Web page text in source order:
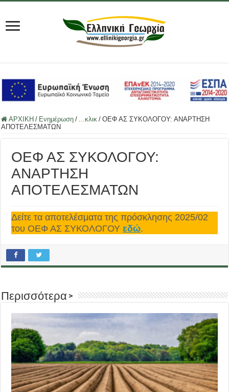
ΑΡΧΙΚΗ / Ενημέρωση / ...κλικ / ΟΕΦ ΑΣ ΣΥΚΟΛΟΓΟΥ: ΑΝΑΡΤΗΣΗ
ΑΠΟΤΕΛΕΣΜΑΤΩΝ
ΟΕΦ ΑΣ ΣΥΚΟΛΟΓΟΥ:
ΑΝΑΡΤΗΣΗ
ΑΠΟΤΕΛΕΣΜΑΤΩΝ
Δείτε τα αποτελέσματα της πρόσκλησης 2025/02
του ΟΕΦ ΑΣ ΣΥΚΟΛΟΓΟΥεδώ.
Περισσότερα >